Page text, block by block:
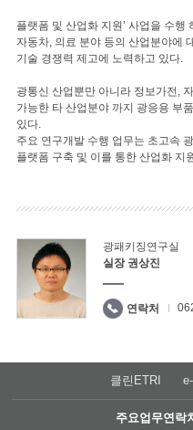
플랫폼 및 산업화 지원’ 사업을 수
자동차, 의료 분야 등의 산업분야에
기술 경쟁력 제고에 노력하고 있다.
광통신 산업뿐만 아니라 정보가전,
가능한 타 산업분야 까지 광응용 부
있다.
주요 연구개발 수행 업무는 초고속
플랫폼 구축 및 이를 통한 산업화 지
광패키징연구실
실장 권상진
연락처
클린ETRI
주요업무연락